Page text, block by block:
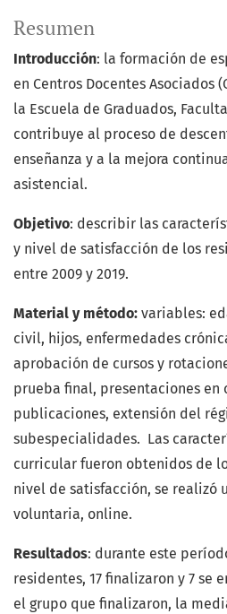
Resumen
Introducción: la formación de
en Centros Docentes Asociados
la Escuela de Graduados,
contribuye al proceso de
enseñanza y a la mejora
asistencial.
Objetivo: describir las
y nivel de satisfacción de los
entre 2009 y 2019.
Material y método: variables:
civil, hijos, enfermedades
aprobación de cursos y
prueba final, presentaciones en
publicaciones, extensión del
subespecialidades. Las
curricular fueron obtenidos de
nivel de satisfacción, se realizó
voluntaria, online.
Resultados: durante este
residentes, 17 finalizaron y 7 se
el grupo que finalizaron, la